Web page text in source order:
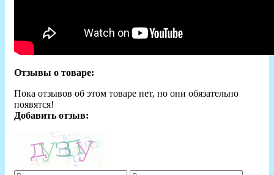
Отзывы о товаре:
Пока отзывов об этом товаре нет, но они обязательно
появятся!
Добавить отзыв: